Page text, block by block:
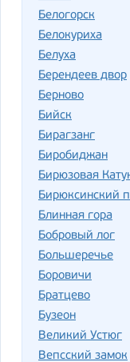
Белогорск
Белокуриха
Белуха
Берендеев двор
Берново
Бийск
Бирагзанг
Биробиджан
Бирюзовая
Бирюксинский
Блинная гора
Бобровый лог
Большеречье
Боровичи
Братцево
Бузеон
Великий Устюг
Вепсский замок